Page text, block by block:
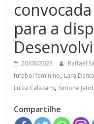
para a
20/08/2023 Raffael
futebol feminino, Lara
Luiza Calazans, Simone
Compartilhe